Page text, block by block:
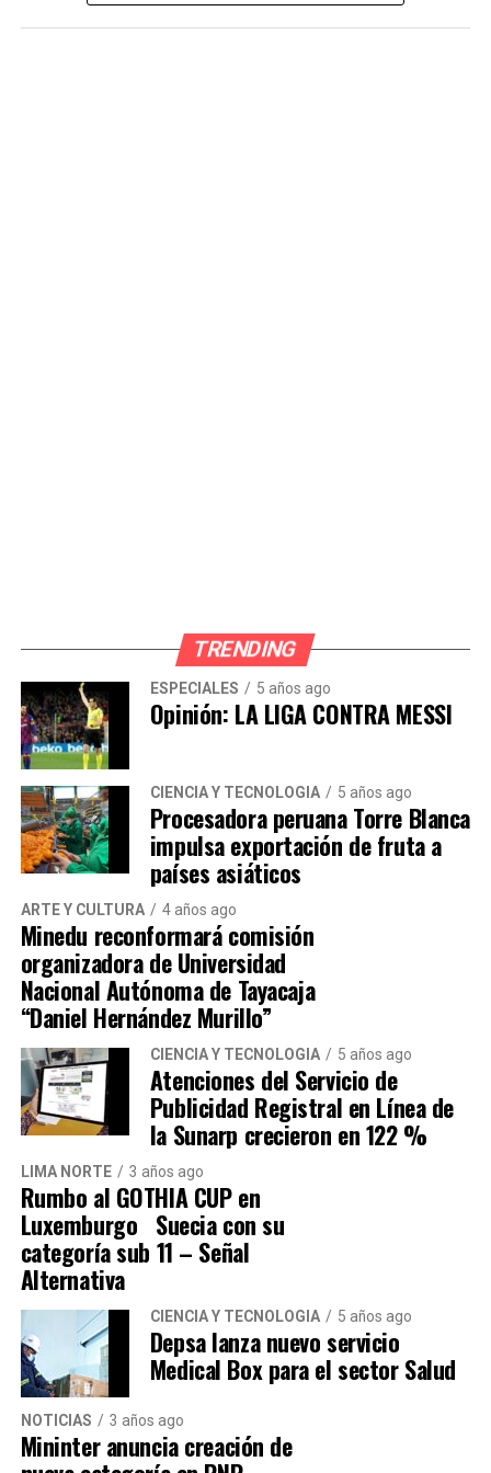
transportes FROPESA SAC, involucrada en el traslado,
su alcalde, Hernán Sifuentes, prefiere
“El alcalde Hernán Sifuentes solo prefiere
hacer conciertos. Y San Martín de Porres
sigue siendo un desastre”, afirmó un vecino
de la zona.
Otro vecino señaló que están en riesgo de
sufrir accidentes por la falta de señalización
y también temen sufrir asaltos.
“En cualquier momento atropellan a un
vecino. Encima, no hay iluminación ni
vigilancia. Estamos expuestos a que nos
asalten”, agregó
Hacemos un llamado al alcalde Hernán
Sifuentes a que escuche a los vecinos de San
Martín de Porres y solucione los problemas
que aquejan al distrito.
Navegación de entradas
TRENDING
ESPECIALES 5 años ago
Opinión: LA LIGA CONTRA MESSI
CIENCIA Y TECNOLOGÍA 5 años ago
Procesadora peruana Torre Blanca
impulsa exportación de fruta a
países asiáticos
ARTE Y CULTURA 4 años ago
Minedu reconformará comisión
organizadora de Universidad
Nacional Autónoma de Tayacaja
“Daniel Hernández Murillo”
CIENCIA Y TECNOLOGÍA 5 años ago
Atenciones del Servicio de
Publicidad Registral en Línea de
la Sunarp crecieron en 122 %
LIMA NORTE 3 años ago
Rumbo al GOTHIA CUP en
Luxemburgo Suecia con su
categoría sub 11 – Señal
Alternativa
CIENCIA Y TECNOLOGÍA 5 años ago
Depsa lanza nuevo servicio
Medical Box para el sector Salud
NOTICIAS 3 años ago
Mininter anuncia creación de